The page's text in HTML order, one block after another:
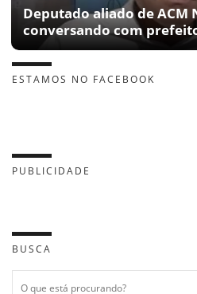
Deputado aliado de ACM
conversando com
ESTAMOS NO FACEBOOK
PUBLICIDADE
BUSCA